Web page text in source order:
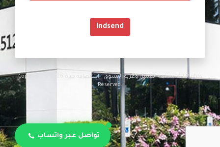
Indsend
Copyright © 2026 منطقة العميل وعربة التسوق - استضافة حياة. All Rights
Reserved.
تواصل عبر واتساب